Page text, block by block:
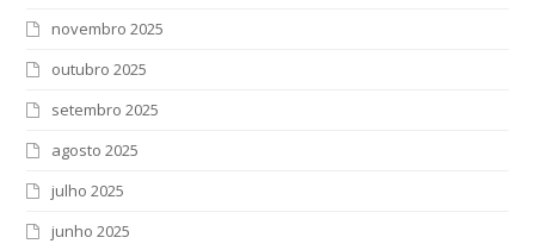
novembro 2025
outubro 2025
setembro 2025
agosto 2025
julho 2025
junho 2025